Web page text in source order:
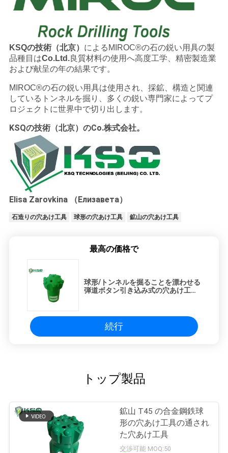
KSQの技術（北京） によるMIROC®の石の鋭い用具の製
品種目はCo.Ltd.良質材料の使用へ高度工学、精密製造業
および献呈の年の結果です。
MIROC®の石の鋭い用具は使用され、採鉱、構造と関連
しているトンネルを掘り、多くの鋭い専門家によってプ
ロジェクトに世界中で切り出します。
KSQの技術（北京）のCo.株式会社。
Elisa Zarovkina （Елизавета）
石造りの穴あけ工具 球形の穴あけ工具 鉱山の穴あけ工具
最高の価格で
球形/トンネルを掘ることを漂わせる
弾道ボタン引き込み式の穴あけ工具
続行
トップ製品
鉱山 T45 の合金鋼鉄球
形の穴あけ工具の通され
た穴あけ工具
交渉可能 MOQ:50